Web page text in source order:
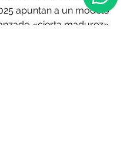
apuntan a un modelo
«cierta madurez»